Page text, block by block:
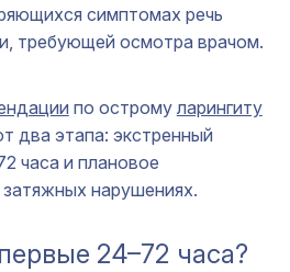
симптомах речь
требующей осмотра врачом.
по остромуларингиту
два этапа: экстренный
часа и плановое
нарушениях.
24–72 часа?